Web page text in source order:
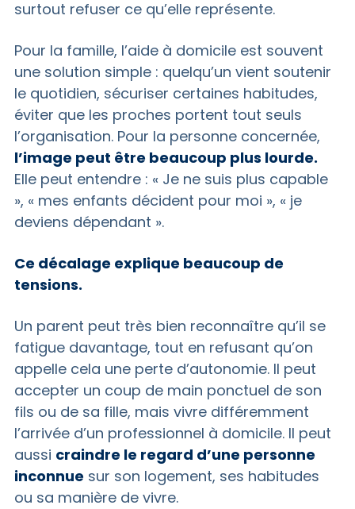
surtout refuser ce qu’elle représente.
Pour la famille, l’aide à domicile est souvent
une solution simple : quelqu’un vient soutenir
le quotidien, sécuriser certaines habitudes,
éviter que les proches portent tout seuls
l’organisation. Pour la personne concernée,
l’image peut être beaucoup plus lourde.
Elle peut entendre : « Je ne suis plus capable
», « mes enfants décident pour moi », « je
deviens dépendant ».
Ce décalage explique beaucoup de
tensions.
Un parent peut très bien reconnaître qu’il se
fatigue davantage, tout en refusant qu’on
appelle cela une perte d’autonomie. Il peut
accepter un coup de main ponctuel de son
fils ou de sa fille, mais vivre différemment
l’arrivée d’un professionnel à domicile. Il peut
aussi craindre le regard d’une personne
inconnue sur son logement, ses habitudes
ou sa manière de vivre.